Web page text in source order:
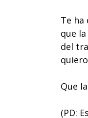
Te ha
que
del
Que
(PD: